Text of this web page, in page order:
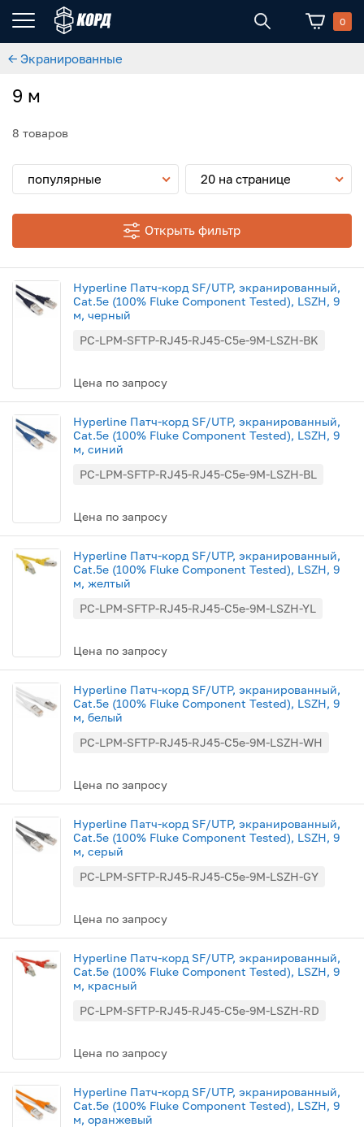
0
← Экранированные
9 м
8 товаров
популярные 20 на странице
Открыть фильтр
Hyperline Патч-корд SF/UTP, экранированный,
Cat.5e (100% Fluke Component Tested), LSZH, 9
м, черный
PC-LPM-SFTP-RJ45-RJ45-C5e-9M-LSZH-BK
Цена по запросу
Hyperline Патч-корд SF/UTP, экранированный,
Cat.5e (100% Fluke Component Tested), LSZH, 9
м, синий
PC-LPM-SFTP-RJ45-RJ45-C5e-9M-LSZH-BL
Цена по запросу
Hyperline Патч-корд SF/UTP, экранированный,
Cat.5e (100% Fluke Component Tested), LSZH, 9
м, желтый
PC-LPM-SFTP-RJ45-RJ45-C5e-9M-LSZH-YL
Цена по запросу
Hyperline Патч-корд SF/UTP, экранированный,
Cat.5e (100% Fluke Component Tested), LSZH, 9
м, белый
PC-LPM-SFTP-RJ45-RJ45-C5e-9M-LSZH-WH
Цена по запросу
Hyperline Патч-корд SF/UTP, экранированный,
Cat.5e (100% Fluke Component Tested), LSZH, 9
м, серый
PC-LPM-SFTP-RJ45-RJ45-C5e-9M-LSZH-GY
Цена по запросу
Hyperline Патч-корд SF/UTP, экранированный,
Cat.5e (100% Fluke Component Tested), LSZH, 9
м, красный
PC-LPM-SFTP-RJ45-RJ45-C5e-9M-LSZH-RD
Цена по запросу
Hyperline Патч-корд SF/UTP, экранированный,
Cat.5e (100% Fluke Component Tested), LSZH, 9
м, оранжевый